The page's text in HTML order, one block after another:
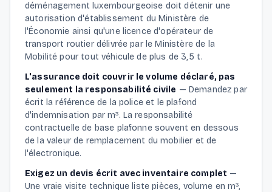
déménagement luxembourgeoise doit détenir une
autorisation d'établissement du Ministère de
l'Économie ainsi qu'une licence d'opérateur de
transport routier délivrée par le Ministère de la
Mobilité pour tout véhicule de plus de 3,5 t.
L'assurance doit couvrir le volume déclaré, pas
seulement la responsabilité civile — Demandez par
écrit la référence de la police et le plafond
d'indemnisation par m³. La responsabilité
contractuelle de base plafonne souvent en dessous
de la valeur de remplacement du mobilier et de
l'électronique.
Exigez un devis écrit avec inventaire complet —
Une vraie visite technique liste pièces, volume en m³,